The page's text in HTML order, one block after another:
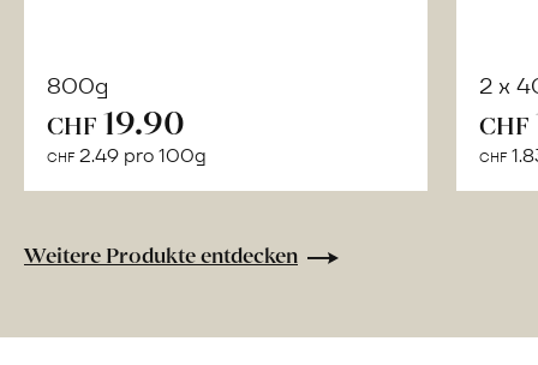
800g
CHF 19.90
CHF 2.49 pro 100g
2 x
CHF
CHF
Weitere Produkte entdecken